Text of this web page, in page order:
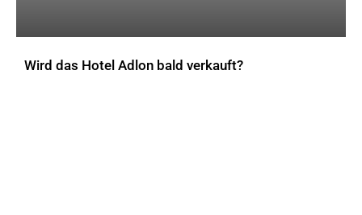
Wird das Hotel Adlon bald verkauft?